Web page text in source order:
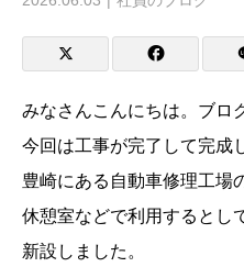
みなさんこんにちは。ブロ
今回は工事が完了して完成
豊崎にある自動車修理工場
休憩室などで利用するとし
新設しました。